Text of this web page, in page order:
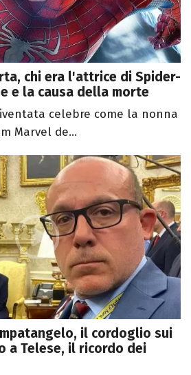
chi era l'attrice di Spider-
e la causa della morte
celebre come la nonna
Marvel de...
il cordoglio sui
a Telese, il ricordo dei